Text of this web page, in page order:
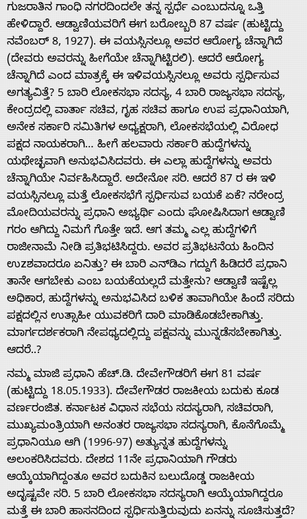
Home
About
Us
ಗುಜರಾತಿನ ಗಾಂಧಿ ನಗರದಿಂದಲೇ ತನ್ನ ಸ್ಪರ್ಧೆ ಎಂಬುದನ್ನೂ ಒತ್ತಿ
ಹೇಳಿದ್ದಾರೆ. ಆಡ್ವಾಣಿಯವರಿಗೆ ಈಗ ಬರೋಬ್ಬರಿ 87 ವರ್ಷ (ಹುಟ್ಟಿದ್ದು
ನವೆಂಬರ್ 8, 1927). ಈ ವಯಸ್ಸಿನಲ್ಲೂ ಅವರ ಆರೋಗ್ಯ ಚೆನ್ನಾಗಿದೆ
(ದೇವರು ಅವರನ್ನು ಹೀಗೆಯೇ ಚೆನ್ನಾಗಿಟ್ಟಿರಲಿ). ಆದರೆ ಆರೋಗ್ಯ
ಚೆನ್ನಾಗಿದೆ ಎಂದ ಮಾತ್ರಕ್ಕೆ ಈ ಇಳಿವಯಸ್ಸಿನಲ್ಲೂ ಅವರು ಸ್ಪರ್ಧಿಸುವ
ಅಗತ್ಯವಿತ್ತೆ? 5 ಬಾರಿ ಲೋಕಸಭಾ ಸದಸ್ಯ, 4 ಬಾರಿ ರಾಜ್ಯಸಭಾ ಸದಸ್ಯ,
ಕೇಂದ್ರದಲ್ಲಿ ವಾರ್ತಾ ಸಚಿವ, ಗೃಹ ಸಚಿವ ಹಾಗೂ ಉಪ ಪ್ರಧಾನಿಯಾಗಿ,
ಅನೇಕ ಸರ್ಕಾರಿ ಸಮಿತಿಗಳ ಅಧ್ಯಕ್ಷರಾಗಿ, ಲೋಕಸಭೆಯಲ್ಲಿ ವಿರೋಧ
ಪಕ್ಷದ ನಾಯಕರಾಗಿ… ಹೀಗೆ ಹಲವಾರು ಸರ್ಕಾರಿ ಹುದ್ದೆಗಳನ್ನು
ಯಥೇಚ್ಛವಾಗಿ ಅನುಭವಿಸಿದವರು. ಈ ಎಲ್ಲಾ ಹುದ್ದೆಗಳನ್ನು ಅವರು
ಚೆನ್ನಾಗಿಯೇ ನಿರ್ವಹಿಸಿದ್ದಾರೆ. ಅದೇನೋ ಸರಿ. ಆದರೆ 87 ರ ಈ ಇಳಿ
ವಯಸ್ಸಿನಲ್ಲೂ ಮತ್ತೆ ಲೋಕಸಭೆಗೆ ಸ್ಪರ್ಧಿಸುವ ಬಯಕೆ ಏಕೆ? ನರೇಂದ್ರ
ಮೋದಿಯವರನ್ನು ಪ್ರಧಾನಿ ಅಭ್ಯರ್ಥಿ ಎಂದು ಘೋಷಿಸಿದಾಗ ಆಡ್ವಾಣಿ
ಗರಂ ಆಗಿದ್ದು ನಿಮಗೆ ಗೊತ್ತೇ ಇದೆ. ಆಗ ತಮ್ಮ ಎಲ್ಲ ಹುದ್ದೆಗಳಿಗೆ
ರಾಜೀನಾಮೆ ನೀಡಿ ಪ್ರತಿಭಟಿಸಿದ್ದರು. ಅವರ ಪ್ರತಿಭಟನೆಯ ಹಿಂದಿನ
ಉzಶವಾದರೂ ಏನಿತ್ತು? ಈ ಬಾರಿ ಎನ್‌ಡಿಎ ಗದ್ದುಗೆ ಹಿಡಿದರೆ ಪ್ರಧಾನಿ
ತಾನೇ ಆಗಬೇಕು ಎಂಬ ಬಯಕೆಯಲ್ಲದೆ ಮತ್ತೇನು? ಆಡ್ವಾಣಿ ಇಷ್ಟೆಲ್ಲ
ಅಧಿಕಾರ, ಹುದ್ದೆಗಳನ್ನು ಅನುಭವಿಸಿದ ಬಳಿಕ ತಾವಾಗಿಯೇ ಹಿಂದೆ ಸರಿದು
ಪಕ್ಷದಲ್ಲಿನ ಉತ್ಸಾಹೀ ಯುವಕರಿಗೆ ದಾರಿ ಮಾಡಿಕೊಡಬೇಕಾಗಿತ್ತು.
ಮಾರ್ಗದರ್ಶಕರಾಗಿ ನೇಪಥ್ಯದಲ್ಲಿದ್ದು ಪಕ್ಷವನ್ನು ಮುನ್ನಡೆಸಬೇಕಾಗಿತ್ತು.
ಆದರೆ..?
ನಮ್ಮ ಮಾಜಿ ಪ್ರಧಾನಿ ಹೆಚ್.ಡಿ. ದೇವೇಗೌಡರಿಗೆ ಈಗ 81 ವರ್ಷ
(ಹುಟ್ಟಿದ್ದು 18.05.1933). ದೇವೇಗೌಡರ ರಾಜಕೀಯ ಬದುಕು ಕೂಡ
ವರ್ಣರಂಜಿತ. ಕರ್ನಾಟಕ ವಿಧಾನ ಸಭೆಯ ಸದಸ್ಯರಾಗಿ, ಸಚಿವರಾಗಿ,
ಮುಖ್ಯಮಂತ್ರಿಯಾಗಿ ಅನಂತರ ರಾಜ್ಯಸಭಾ ಸದಸ್ಯರಾಗಿ, ಕೊನೆಗೊಮ್ಮೆ
ಪ್ರಧಾನಿಯೂ ಆಗಿ (1996-97) ಅತ್ಯುನ್ನತ ಹುದ್ದೆಗಳನ್ನು
ಅಲಂಕರಿಸಿದವರು. ದೇಶದ 11ನೇ ಪ್ರಧಾನಿಯಾಗಿ ಗೌಡರು
ಆಯ್ಕೆಯಾಗಿದ್ದಂತೂ ಅವರ ಬದುಕಿನ ಬಲುದೊಡ್ಡ ರಾಜಕೀಯ
ಅದೃಷ್ಟವೇ ಸರಿ. 5 ಬಾರಿ ಲೋಕಸಭಾ ಸದಸ್ಯರಾಗಿ ಆಯ್ಕೆಯಾಗಿದ್ದರೂ
ಮತ್ತೆ ಈ ಬಾರಿ ಹಾಸನದಿಂದ ಸ್ಪರ್ಧಿಸುತ್ತಿರುವುದು ಏನನ್ನು ಸೂಚಿಸುತ್ತದೆ?